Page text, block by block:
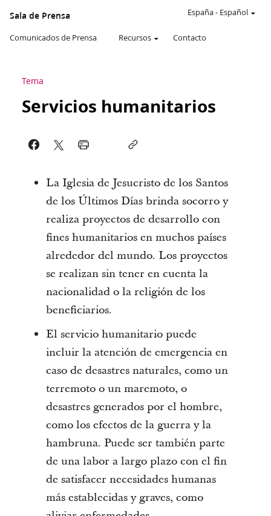
Sala de Prensa
Comunicados de Prensa Recursos Contacto
España- Español
Tema
Servicios humanitarios
La Iglesia de Jesucristo de los Santos
de los Últimos Días brinda socorro y
realiza proyectos de desarrollo con
fines humanitarios en muchos países
alrededor del mundo. Los proyectos
se realizan sin tener en cuenta la
nacionalidad o la religión de los
beneficiarios.
El servicio humanitario puede
incluir la atención de emergencia en
caso de desastres naturales, como un
terremoto o un maremoto, o
desastres generados por el hombre,
como los efectos de la guerra y la
hambruna. Puede ser también parte
de una labor a largo plazo con el fin
de satisfacer necesidades humanas
más establecidas y graves, como